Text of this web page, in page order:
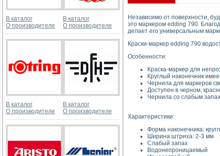
В каталог
О производителе
В каталог
О производителе
В каталог
О производителе
В каталог
О производителе
Независимо от поверхности,
это маркером edding 790.
делает его универсальным
Краски-маркер edding 790
Особенности:
Краска-маркер для
Круглый наконечник
Чернила для маркеров
Доступен в черном,
Чернила со слабым
Характеристики:
Форма наконечника:
Ширина штриха: 2-3 мм
Слабый запах
Водонепроницаемый